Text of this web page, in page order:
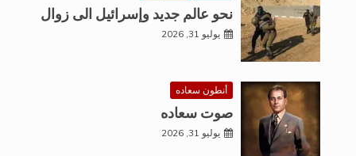
نحو عالم جديد وإسرائيل الى زوال
يوليو 31, 2026
أنطون سعاده
صوت سعاده
يوليو 31, 2026